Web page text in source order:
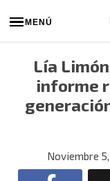
MENÚ
Lía
informe
Noviembre